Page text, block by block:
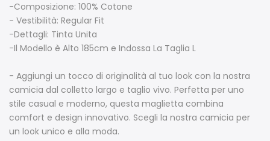
-Composizione: 100% Cotone
- Vestibilità: Regular Fit
-Dettagli: Tinta Unita
-Il Modello è Alto 185cm e Indossa La Taglia L
- Aggiungi un tocco di originalità al tuo look con la nostra
camicia dal colletto largo e taglio vivo. Perfetta per uno
stile casual e moderno, questa maglietta combina
comfort e design innovativo. Scegli la nostra camicia per
un look unico e alla moda.